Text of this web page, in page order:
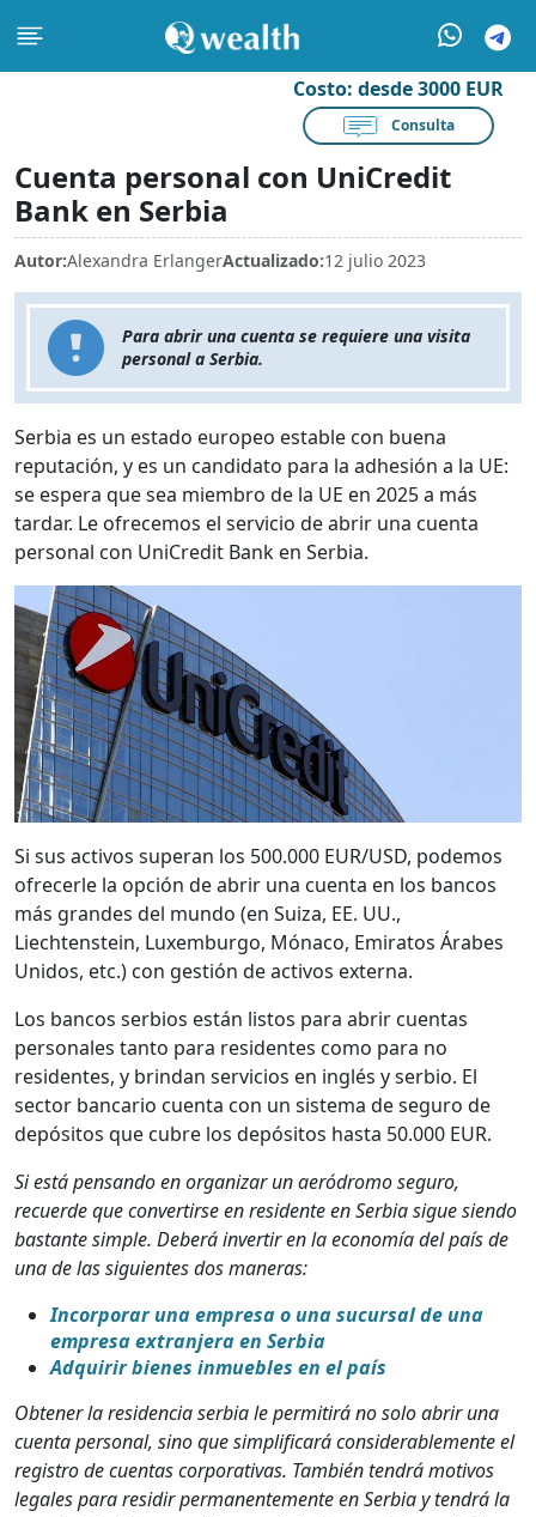
Costo: desde 3000 EUR
Consulta
Cuenta personal con UniCredit
Bank en Serbia
Autor:Alexandra ErlangerActualizado:12 julio 2023
Para abrir una cuenta se requiere una visita
personal a Serbia.
Serbia es un estado europeo estable con buena
reputación, y es un candidato para la adhesión a la UE:
se espera que sea miembro de la UE en 2025 a más
tardar. Le ofrecemos el servicio de abrir una cuenta
personal con UniCredit Bank en Serbia.
Si sus activos superan los 500.000 EUR/USD, podemos
ofrecerle la opción de abrir una cuenta en los bancos
más grandes del mundo (en Suiza, EE. UU.,
Liechtenstein, Luxemburgo, Mónaco, Emiratos Árabes
Unidos, etc.) con gestión de activos externa.
Los bancos serbios están listos para abrir cuentas
personales tanto para residentes como para no
residentes, y brindan servicios en inglés y serbio. El
sector bancario cuenta con un sistema de seguro de
depósitos que cubre los depósitos hasta 50.000 EUR.
Si está pensando en organizar un aeródromo seguro,
recuerde que convertirse en residente en Serbia sigue siendo
bastante simple. Deberá invertir en la economía del país de
una de las siguientes dos maneras:
Incorporar una empresa o una sucursal de una
empresa extranjera en Serbia
Adquirir bienes inmuebles en el país
Obtener la residencia serbia le permitirá no solo abrir una
cuenta personal, sino que simplificará considerablemente el
registro de cuentas corporativas. También tendrá motivos
legales para residir permanentemente en Serbia y tendrá la